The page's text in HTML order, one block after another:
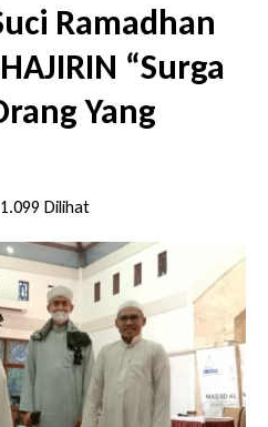
Pemberatan,
4 Bulan Penjara
Internasional WSO,
Lewat Webinar
Tak Terseret Perkara
Tak Sesuai Dokumen
Ramadhan
“Surga
Yang
1.099 Dilihat